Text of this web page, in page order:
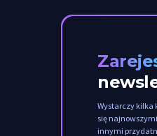
Wystarczy kilka
się
innymi